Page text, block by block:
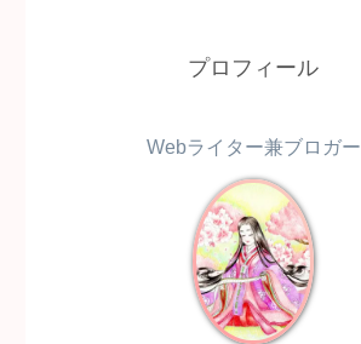
プロフィール
Webライター兼ブロガー